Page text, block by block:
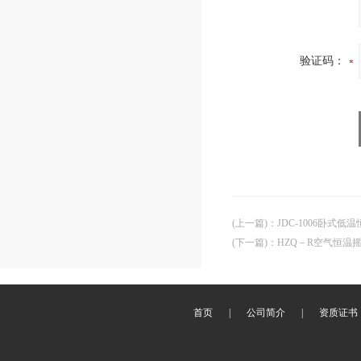
验证码：
(上一篇) ： JDC-1006卧式低温
(下一篇) ： HZQ－R空气恒温
首页 公司简介 资质证书